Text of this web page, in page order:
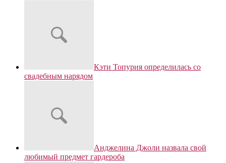
Кэти Топурия определилась со
свадебным нарядом
Анджелина Джоли назвала свой
любимый предмет гардероба